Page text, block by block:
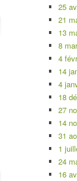
25
21
13
8
4
14
4
18
27
14
31
1
24
16